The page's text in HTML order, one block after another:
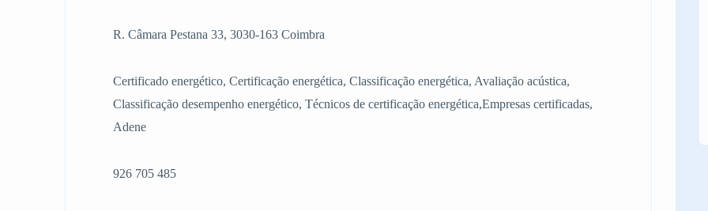
R. Câmara Pestana 33, 3030-163 Coimbra
Certificado energético, Certificação energética, Classificação energética, Avaliação acústica,
Classificação desempenho energético, Técnicos de certificação energética,Empresas certificadas,
Adene
926 705 485